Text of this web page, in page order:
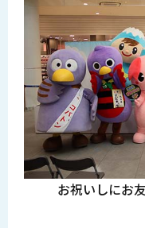
お祝いしにお